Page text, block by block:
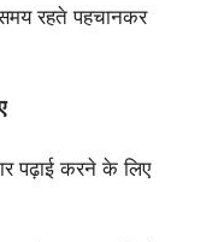
रहते पहचानकर
पढ़ाई करने के लिए